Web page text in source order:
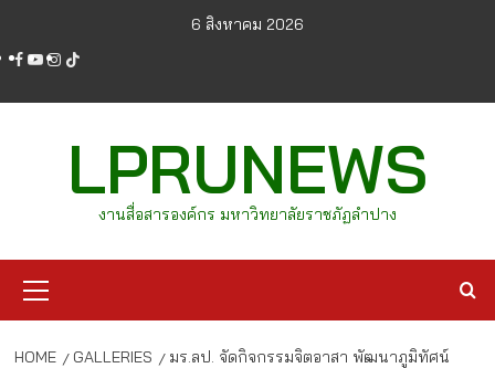
content
6 สิงหาคม 2026
facebook
youtube
instagram
tiktok
LPRUNEWS
งานสื่อสารองค์กร มหาวิทยาลัยราชภัฏลำปาง
Menu
HOME GALLERIES
มร.ลป. จัดกิจกรรมจิตอาสา พัฒนาภูมิทัศน์